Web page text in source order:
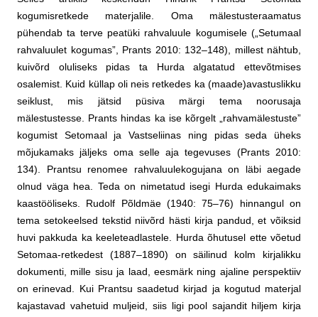
kogumisretkede materjalile. Oma mälestusteraamatus
pühendab ta terve peatüki rahvaluule kogumisele („Setumaal
rahvaluulet kogumas”, Prants 2010: 132–148), millest nähtub,
kuivõrd oluliseks pidas ta Hurda algatatud ettevõtmises
osalemist. Kuid küllap oli neis retkedes ka (maade)avastuslikku
seiklust, mis jätsid püsiva märgi tema noorusaja
mälestustesse. Prants hindas ka ise kõrgelt „rahvamälestuste”
kogumist Setomaal ja Vastseliinas ning pidas seda üheks
mõjukamaks jäljeks oma selle aja tegevuses (Prants 2010:
134). Prantsu renomee rahvaluulekogujana on läbi aegade
olnud väga hea. Teda on nimetatud isegi Hurda edukaimaks
kaastööliseks. Rudolf Põldmäe (1940: 75–76) hinnangul on
tema setokeelsed tekstid niivõrd hästi kirja pandud, et võiksid
huvi pakkuda ka keeleteadlastele. Hurda õhutusel ette võetud
Setomaa-retkedest (1887–1890) on säilinud kolm kirjalikku
dokumenti, mille sisu ja laad, eesmärk ning ajaline perspektiiv
on erinevad. Kui Prantsu saadetud kirjad ja kogutud materjal
kajastavad vahetuid muljeid, siis ligi pool sajandit hiljem kirja